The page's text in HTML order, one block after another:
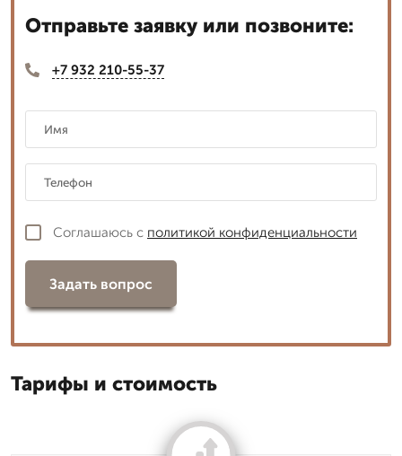
Отправьте заявку или позвоните:
+7 932 210-55-37
Соглашаюсь с политикой конфиденциальности
Задать вопрос
Тарифы и стоимость